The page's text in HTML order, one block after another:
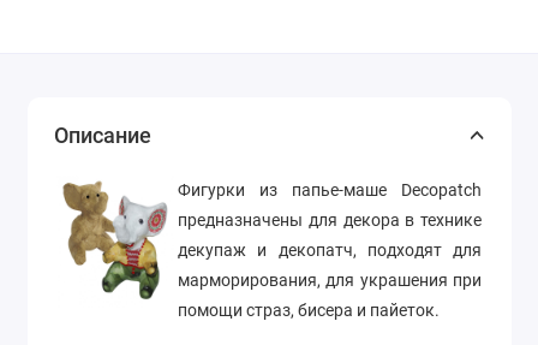
Описание
Фигурки из папье-маше Decopatch
предназначены для декора в технике
декупаж и декопатч, подходят для
марморирования, для украшения при
помощи страз, бисера и пайеток.